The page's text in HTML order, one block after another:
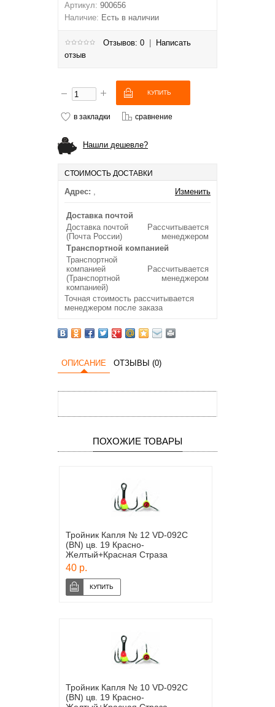
Артикул: 900656
Наличие: Есть в наличии
Отзывов: 0
Написать
отзыв
в закладки сравнение
Нашли дешевле?
СТОИМОСТЬ ДОСТАВКИ
Адрес: , Изменить
Доставка почтой
Доставка почтой
(Почта России)
Рассчитывается
менеджером
Транспортной компанией
Транспортной
компанией
(Транспортной
компанией)
Рассчитывается
менеджером
Точная стоимость рассчитывается
менеджером после заказа
ОПИСАНИЕ ОТЗЫВЫ (0)
ПОХОЖИЕ ТОВАРЫ
Тройник Капля № 12 VD-092C
(BN) цв. 19 Красно-
Желтый+Красная Страза
40 р.
Тройник Капля № 10 VD-092C
(BN) цв. 19 Красно-